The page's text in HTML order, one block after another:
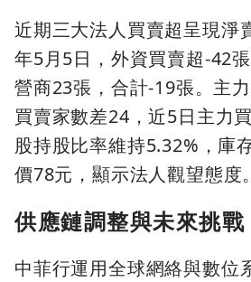
近期三大法人買賣超呈現淨
年5月5日，外資買賣超-42
營商23張，合計-19張。主
買賣家數差24，近5日主力
股持股比率維持5.32%，庫
價78元，顯示法人觀望態度。
供應鏈調整與未來挑戰
中菲行運用全球網絡與數位